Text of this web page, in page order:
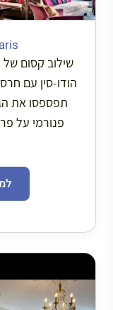
שילוב קסום
הודו-סין עם
תפספסו את
פנורמי על